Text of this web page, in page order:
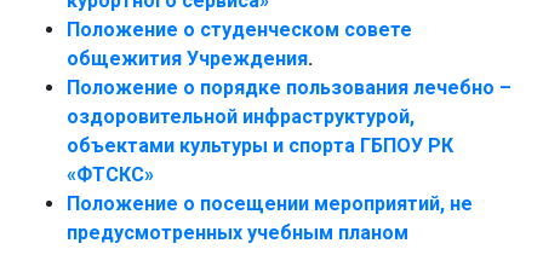
Положение о студенческом совете
общежития Учреждения.
Положение о порядке пользования лечебно –
оздоровительной инфраструктурой,
объектами культуры и спорта ГБПОУ РК
«ФТСКС»
Положение о посещении мероприятий, не
предусмотренных учебным планом